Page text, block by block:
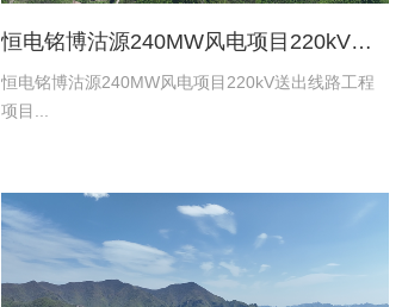
恒电铭博沽源240MW风电项目220kV送出线路工程项目土地复垦验收资料
恒电铭博沽源240MW风电项目220kV送出线路工程
项目...